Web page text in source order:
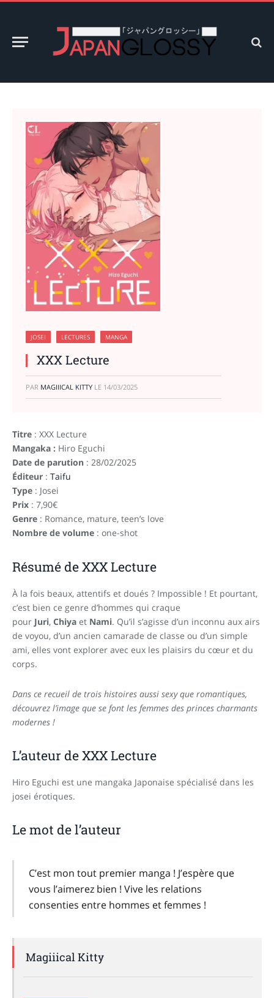
JOSEI LECTURES MANGA
XXX Lecture
PAR MAGIIICAL KITTY LE 14/03/2025
Titre : XXX Lecture
Mangaka : Hiro Eguchi
Date de parution : 28/02/2025
Éditeur : Taifu
Type : Josei
Prix : 7,90€
Genre : Romance, mature, teen’s love
Nombre de volume : one-shot
Résumé de XXX Lecture
À la fois beaux, attentifs et doués ? Impossible ! Et pourtant,
c’est bien ce genre d’hommes qui craque
pour Juri, Chiya et Nami. Qu’il s’agisse d’un inconnu aux airs
de voyou, d’un ancien camarade de classe ou d’un simple
ami, elles vont explorer avec eux les plaisirs du cœur et du
corps.
Dans ce recueil de trois histoires aussi sexy que romantiques,
découvrez l’image que se font les femmes des princes charmants
modernes !
L’auteur de XXX Lecture
Hiro Eguchi est une mangaka Japonaise spécialisé dans les
josei érotiques.
Le mot de l’auteur
C’est mon tout premier manga ! J’espère que
vous l’aimerez bien ! Vive les relations
consenties entre hommes et femmes !
Magiiical Kitty